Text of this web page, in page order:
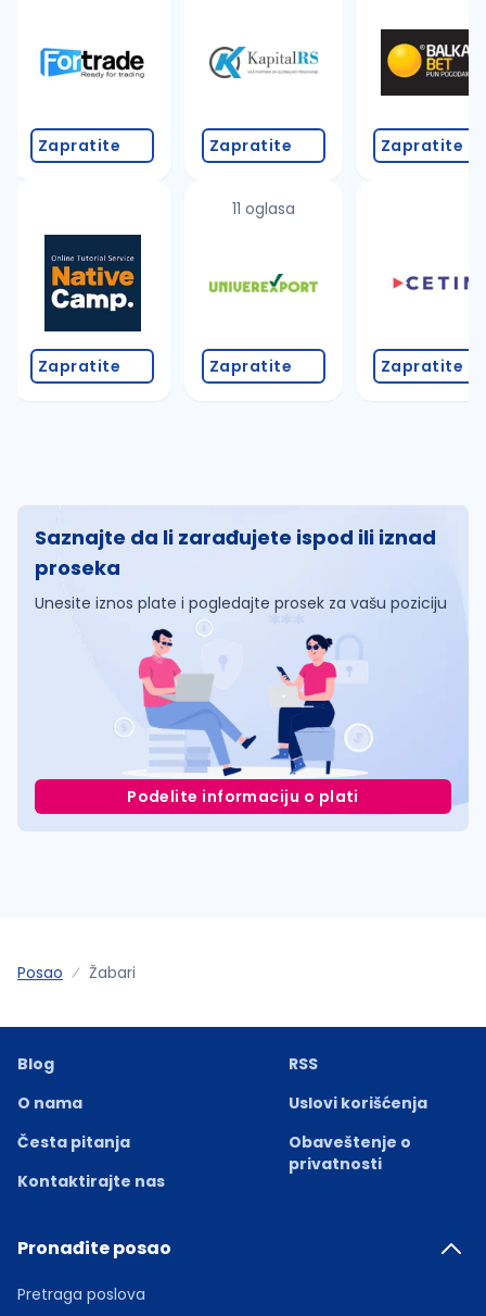
Zapratite
Zapratite
Zapratite
11 oglasa
Zapratite
Zapratite
Zapratite
Saznajte da li zarađujete ispod ili iznad
proseka
Unesite iznos plate i pogledajte prosek za vašu poziciju
Podelite informaciju o plati
Posao Žabari
Blog
O nama
Česta pitanja
Kontaktirajte nas
RSS
Uslovi korišćenja
Obaveštenje o
privatnosti
Pronađite posao
Pretraga poslova